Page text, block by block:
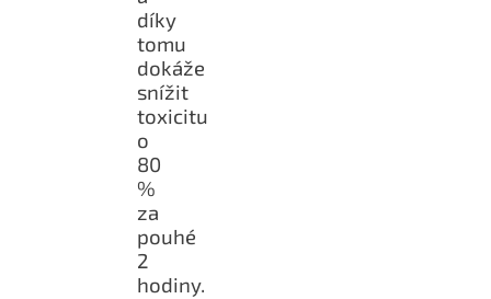
díky
tomu
dokáže
snížit
toxicitu
o
80
%
za
pouhé
2
hodiny.